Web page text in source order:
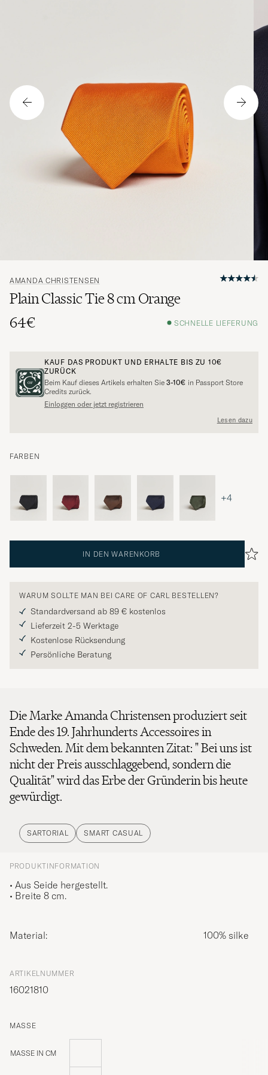
AMANDA CHRISTENSEN
Plain Classic Tie 8 cm Orange
64€
SCHNELLE LIEFERUNG
KAUF DAS PRODUKT UND ERHALTE BIS ZU 10€
ZURÜCK
Beim Kauf dieses Artikels erhalten Sie 3-10€ in Passport Store
Credits zurück.
Einloggen oder jetzt registrieren
Lesen dazu
FARBEN
+4
IN DEN WARENKORB
WARUM SOLLTE MAN BEI CARE OF CARL BESTELLEN?
Standardversand ab 89 € kostenlos
Lieferzeit 2-5 Werktage
Kostenlose Rücksendung
Persönliche Beratung
Die Marke Amanda Christensen produziert seit
Ende des 19. Jahrhunderts Accessoires in
Schweden. Mit dem bekannten Zitat: " Bei uns ist
nicht der Preis ausschlaggebend, sondern die
Qualität" wird das Erbe der Gründerin bis heute
gewürdigt.
SARTORIAL SMART CASUAL
PRODUKTINFORMATION
• Aus Seide hergestellt.
• Breite 8 cm.
Material: 100% silke
ARTIKELNUMMER
16021810
MASSE
MASSE IN CM